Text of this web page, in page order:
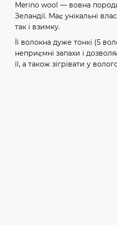
Merino wool — вовна
Зеландії. Має унікальні
так і взимку.
Її волокна дуже тонкі (5
неприємні запахи і
її, а також зігрівати у